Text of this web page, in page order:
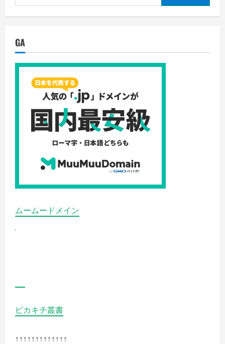
く
だ
索:
GA
ムームードメイン
ピカキチ叢書
↑↑↑↑↑↑↑↑↑↑↑↑↑